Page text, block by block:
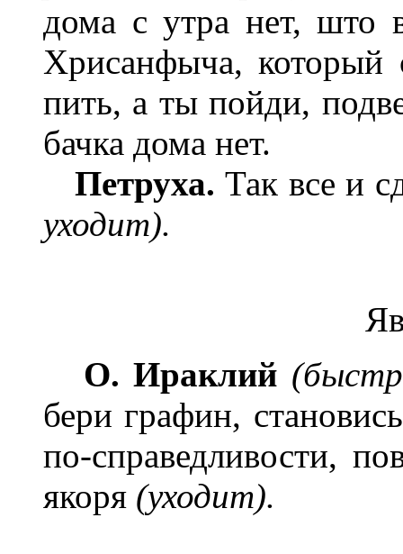
дома с утра нет, што
Хрисанфыча, который
пить, а ты пойди,
бачка дома нет.
Петруха. Так все и
уходит).
О. Ираклий
бери графин,
по-справедливости,
якоря (уходит).